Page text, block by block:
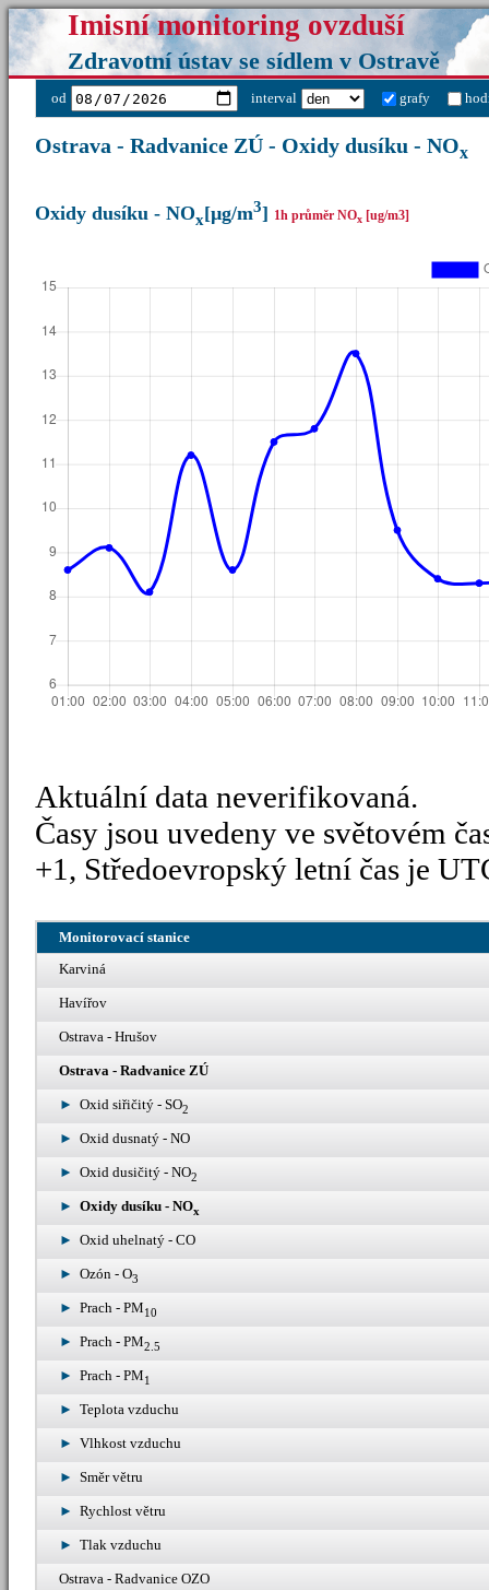
Imisní monitoring ovzduší
Zdravotní ústav se sídlem v Ostravě
Monitorovací stanice
Karviná
Havířov
Ostrava - Hrušov
Ostrava - Radvanice ZÚ
Oxid siřičitý - SO2
Oxid dusnatý - NO
Oxid dusičitý - NO2
Oxidy dusíku - NOx
Oxid uhelnatý - CO
Ozón - O3
Prach - PM10
Prach - PM2.5
Prach - PM1
Teplota vzduchu
Vlhkost vzduchu
Směr větru
Rychlost větru
Tlak vzduchu
Ostrava - Radvanice OZO
od interval grafy
Ostrava - Radvanice ZÚ - Oxidy dusíku - NOx
Oxidy dusíku - NOx[µg/m3] 1h průměr NOx [ug/m3]
Aktuální data neverifikovaná.
Časy jsou uvedeny ve světovém
+1, Středoevropský letní čas je